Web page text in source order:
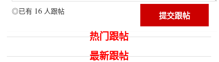
◎已有 16 人跟帖
热门跟帖
最新跟帖